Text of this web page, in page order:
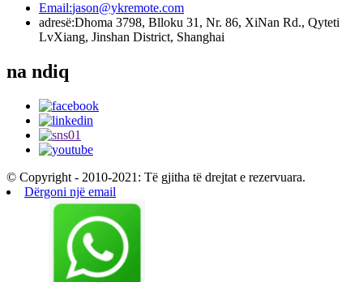
Email:jason@ykremote.com
adresë:Dhoma 3798, Blloku 31, Nr. 86, XiNan Rd., Qyteti
LvXiang, Jinshan District, Shanghai
na ndiq
© Copyright - 2010-2021: Të gjitha të drejtat e rezervuara.
Dërgoni një email